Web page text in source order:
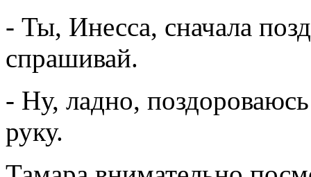
- Ты, Инесса, сначала
спрашивай.
- Ну, ладно,
руку.